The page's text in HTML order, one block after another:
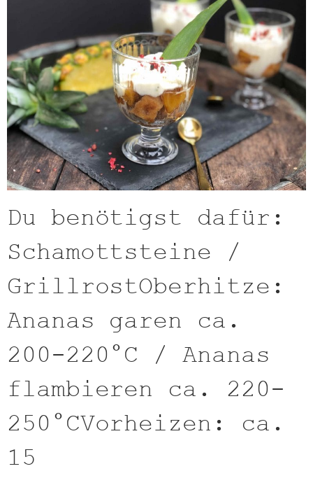
Du benötigst dafür:
Schamottsteine /
GrillrostOberhitze:
Ananas garen ca.
200-220°C / Ananas
flambieren ca. 220-
250°CVorheizen: ca.
15